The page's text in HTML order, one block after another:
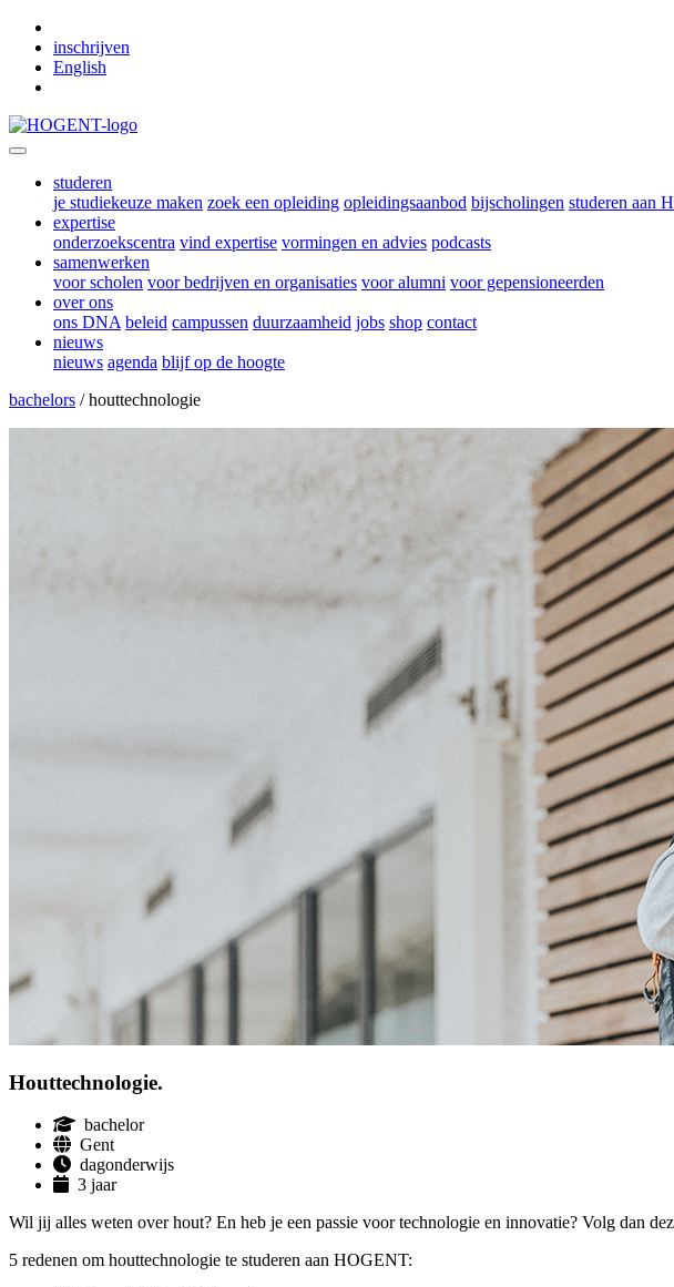
inschrijven
English
studeren
je studiekeuze maken zoek een opleiding opleidingsaanbod bijscholingen studeren aan
expertise
onderzoekscentra vind expertise vormingen en advies podcasts
samenwerken
voor scholen voor bedrijven en organisaties voor alumni voor gepensioneerden
over ons
ons DNA beleid campussen duurzaamheid jobs shop contact
nieuws
nieuws agenda blijf op de hoogte
bachelors / houttechnologie
Hout­tech­nologie.
bachelor
Gent
dagonderwijs
3 jaar
Wil jij alles weten over hout? En heb je een passie voor technologie en innovatie? Volg dan
5 redenen om houttechnologie te studeren aan HOGENT: